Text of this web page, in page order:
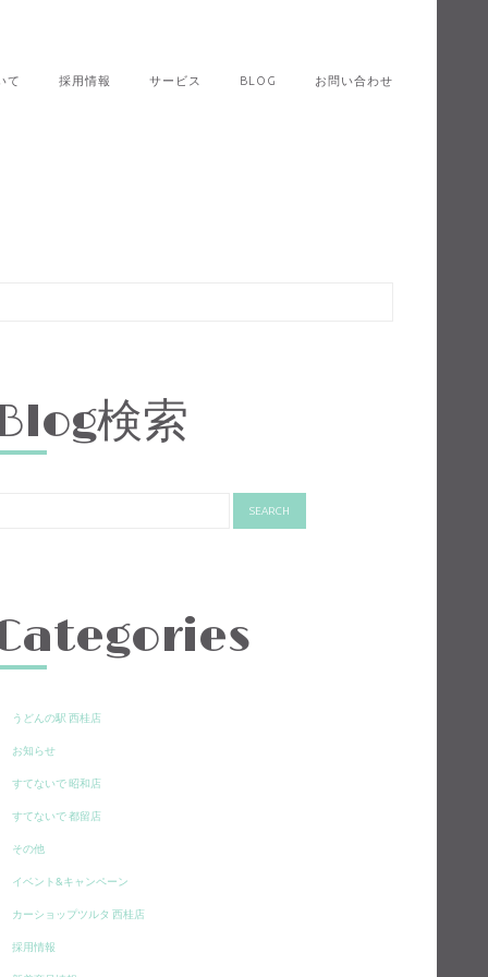
て 採用情報 サービス BLOG お問い合わせ
検索
うどんの駅 西桂店
お知らせ
すてないで 昭和店
すてないで 都留店
その他
イベント&キャンペーン
カーショップツルタ 西桂店
採用情報